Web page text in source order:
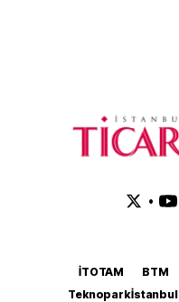
•
İTOTAM BTM
Teknopark İstanbul